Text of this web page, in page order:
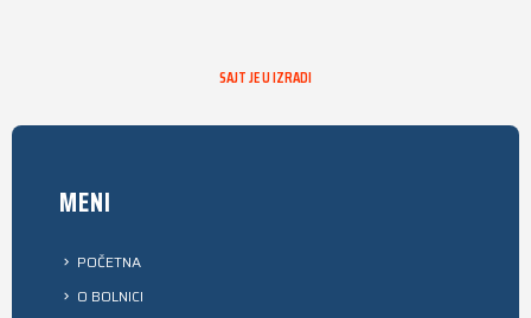
SAJT JE U IZRADI
MENI
POČETNA
O BOLNICI